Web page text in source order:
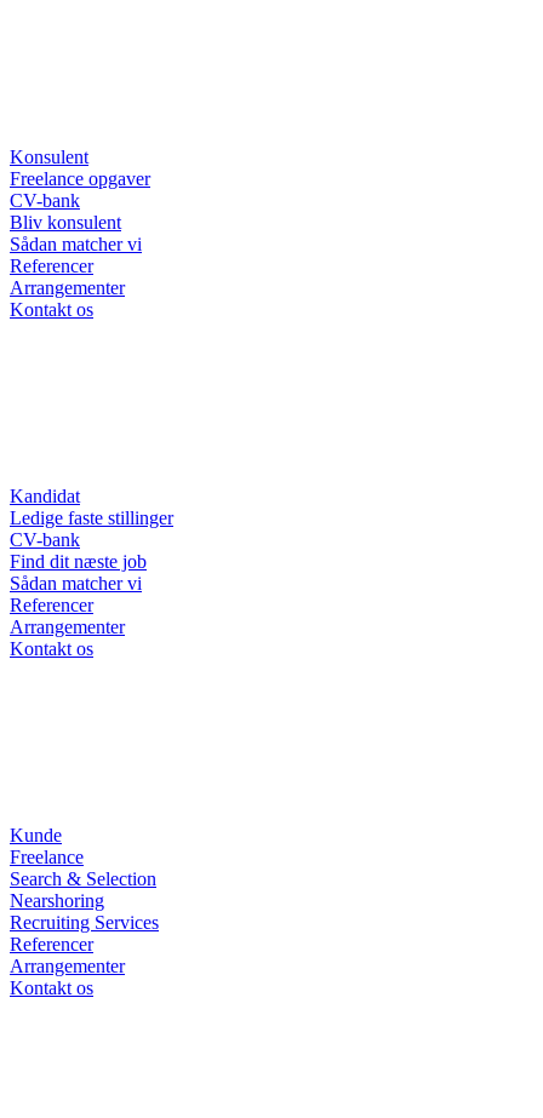
Konsulent
Freelance opgaver
CV-bank
Bliv konsulent
Sådan matcher vi
Referencer
Arrangementer
Kontakt os
Kandidat
Ledige faste stillinger
CV-bank
Find dit næste job
Sådan matcher vi
Referencer
Arrangementer
Kontakt os
Kunde
Freelance
Search & Selection
Nearshoring
Recruiting Services
Referencer
Arrangementer
Kontakt os